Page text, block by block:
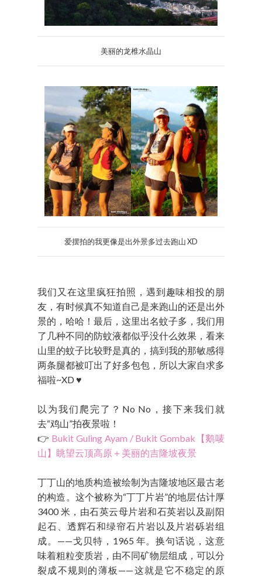
美丽的龙椎水晶山
爱摆拍的我更像是出外景多过去跑山 XD
我们又在这里疯狂拍照，遇到趣味相投的朋
友，有时候真不知道自己是来跑山的还是出外
景的，哈哈！最后，这里出名蚊子多，我们用
了几种不同的防蚊液都似乎没什么效果，看来
山里的蚊子比较野是真的，搞到我的那敏感得
两条腿都被叮出了好多包包，所以大家自求多
福啦~XD ♥
以为我们爬完了？No No，接下来我们就
去“鸡山”拍夜景啦！
👉 Bukit Guling Ayam / Bukit Gombak【鹅唛
山】眺望云顶高原＋美丽的吉隆坡夜景
丁丁山的地质构造被绘制为吉隆坡地区最古老
的构造。这个被称为“丁丁片岩”的地层估计厚
3400 米，由石英云母片岩和石英岩以及副阳
起石、透辉石和绿帘石片岩以及片岩砾岩组
成。——戈贝特，1965 年。换句话说，这意
味着粗粒变质岩，由不同矿物层组成，可以分
裂成不规则的薄板——这就是它不稳定的原